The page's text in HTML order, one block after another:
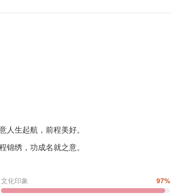
生起航，前程美好。
绣，功成名就之意。
文化印象 97%